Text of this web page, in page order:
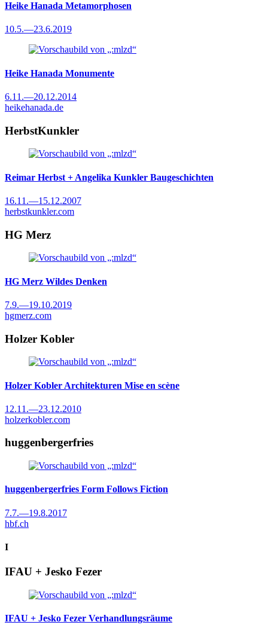
Heike Hanada Metamorphosen
10.5.—23.6.2019
Heike Hanada Monumente
6.11.—20.12.2014
heikehanada.de
HerbstKunkler
Reimar Herbst + Angelika Kunkler Baugeschichten
16.11.—15.12.2007
herbstkunkler.com
HG Merz
HG Merz Wildes Denken
7.9.—19.10.2019
hgmerz.com
Holzer Kobler
Holzer Kobler Architekturen Mise en scène
12.11.—23.12.2010
holzerkobler.com
huggenbergerfries
huggenbergerfries Form Follows Fiction
7.7.—19.8.2017
hbf.ch
I
IFAU + Jesko Fezer
IFAU + Jesko Fezer Verhandlungsräume